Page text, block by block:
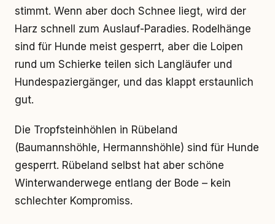
stimmt. Wenn aber doch Schnee liegt, wird der
Harz schnell zum Auslauf-Paradies. Rodelhänge
sind für Hunde meist gesperrt, aber die Loipen
rund um Schierke teilen sich Langläufer und
Hundespaziergänger, und das klappt erstaunlich
gut.
Die Tropfsteinhöhlen in Rübeland
(Baumannshöhle, Hermannshöhle) sind für Hunde
gesperrt. Rübeland selbst hat aber schöne
Winterwanderwege entlang der Bode – kein
schlechter Kompromiss.